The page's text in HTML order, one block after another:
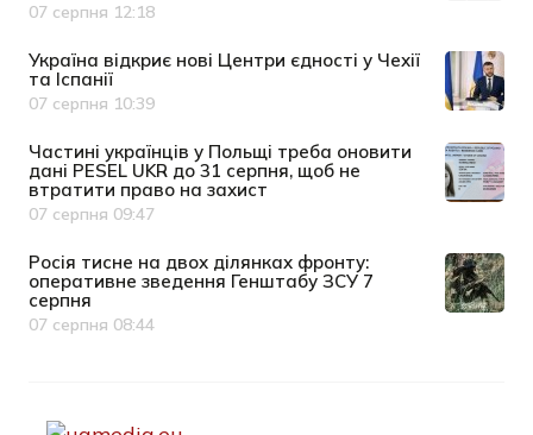
Дата публікації
07 серпня 12:18
Україна відкриє нові Центри єдності у Чехії
та Іспанії
Дата публікації
07 серпня 10:39
Частині українців у Польщі треба оновити
дані PESEL UKR до 31 серпня, щоб не
втратити право на захист
Дата публікації
07 серпня 09:47
Росія тисне на двох ділянках фронту:
оперативне зведення Генштабу ЗСУ 7
серпня
Дата публікації
07 серпня 08:44